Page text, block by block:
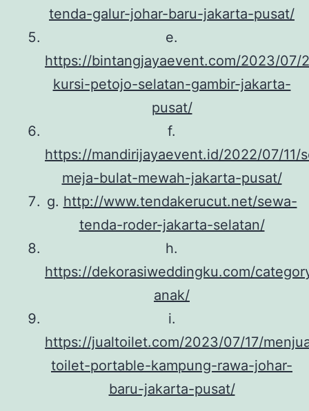
tenda-galur-johar-baru-jakarta-pusat/
e.
https://bintangjayaevent.com/2023/07/
kursi-petojo-selatan-gambir-jakarta-
pusat/
f.
https://mandirijayaevent.id/2022/07/11/
meja-bulat-mewah-jakarta-pusat/
g. http://www.tendakerucut.net/sewa-
tenda-roder-jakarta-selatan/
h.
https://dekorasiweddingku.com/
anak/
i.
https://jualtoilet.com/2023/07/17/
toilet-portable-kampung-rawa-johar-
baru-jakarta-pusat/